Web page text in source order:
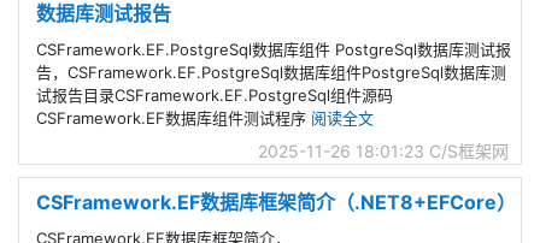
数据库测试报告
CSFramework.EF.PostgreSql数据库组件 PostgreSql数据库测试报
告，CSFramework.EF.PostgreSql数据库组件PostgreSql数据库测
试报告目录CSFramework.EF.PostgreSql组件源码
CSFramework.EF数据库组件测试程序 阅读全文
2025-11-26 18:01:23 C/S框架网
CSFramework.EF数据库框架简介（.NET8+EFCore）
CSFramework.EF数据库框架简介，